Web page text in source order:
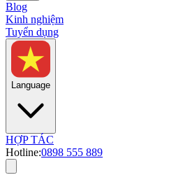
Blog
Kinh nghiệm
Tuyển dụng
Language
HỢP TÁC
Hotline:0898 555 889